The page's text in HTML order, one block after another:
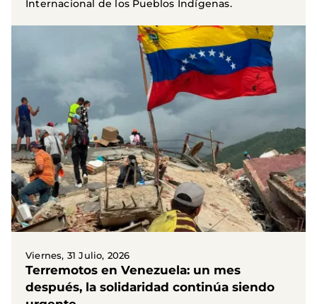
Internacional de los Pueblos Indígenas.
Viernes, 31 Julio, 2026
Terremotos en Venezuela: un mes
después, la solidaridad continúa siendo